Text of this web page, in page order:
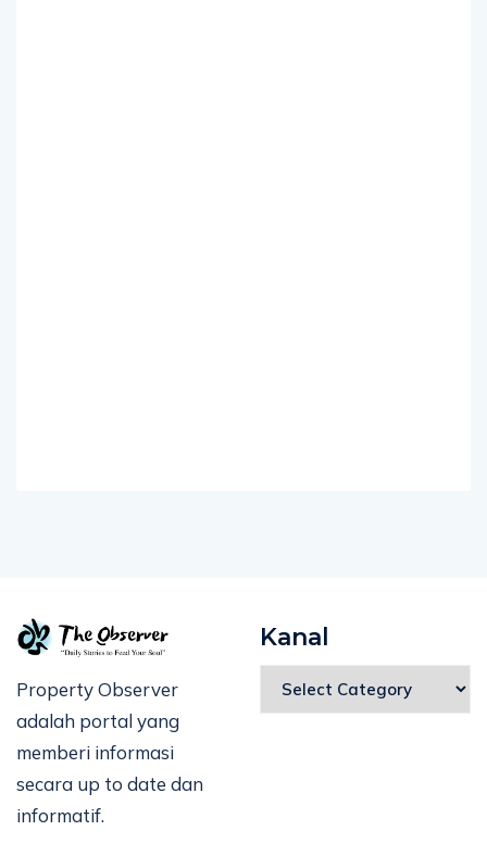
Property Observer
adalah portal yang
memberi informasi
secara up to date dan
informatif.
Kanal